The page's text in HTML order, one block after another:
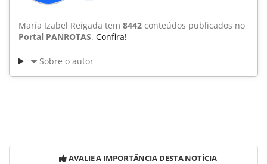
Maria Izabel Reigada tem 8442 conteúdos publicados no
Portal PANROTAS. Confira!
Sobre o autor
AVALIE A IMPORTÂNCIA DESTA NOTÍCIA